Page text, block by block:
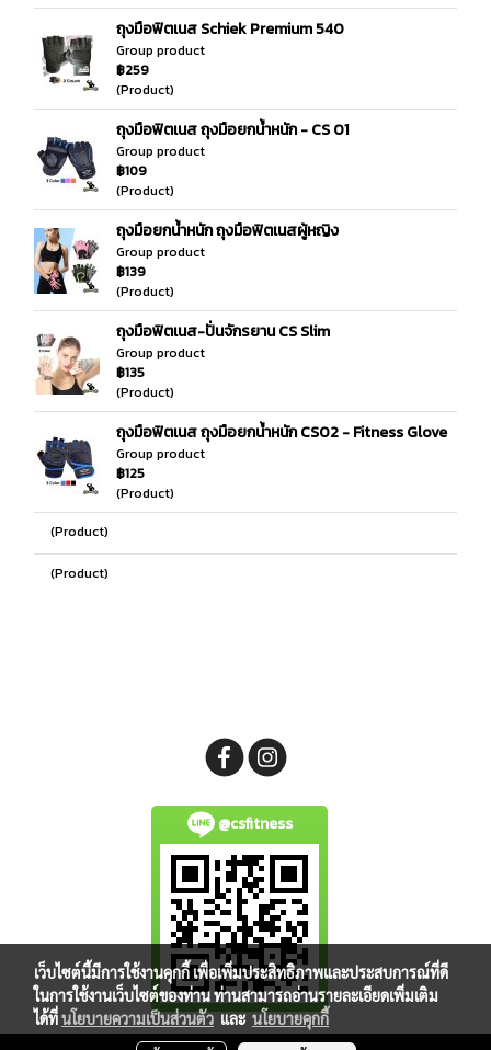
ถุงมือฟิตเนส Schiek Premium 540
Group product
฿259
(Product)
ถุงมือฟิตเนส ถุงมือยกน้ำหนัก - CS 01
Group product
฿109
(Product)
ถุงมือยกน้ำหนัก ถุงมือฟิตเนสผู้หญิง
Group product
฿139
(Product)
ถุงมือฟิตเนส-ปั่นจักรยาน CS Slim
Group product
฿135
(Product)
ถุงมือฟิตเนส ถุงมือยกน้ำหนัก CS02 - Fitness Glove
Group product
฿125
(Product)
(Product)
(Product)
@csfitness
เว็บไซต์นี้มีการใช้งานคุกกี้ เพื่อเพิ่มประสิทธิภาพและประสบการณ์ที่ดี
ในการใช้งานเว็บไซต์ของท่าน ท่านสามารถอ่านรายละเอียดเพิ่มเติม
ได้ที่นโยบายความเป็นส่วนตัวและนโยบายคุกกี้